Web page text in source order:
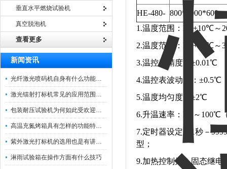
垂直水平燃烧试验机
真空脱泡机
查看更多
新闻资讯
光纤激光喷码机自身有什么功能？不妨看看下文
激光镭射打标机常见的应用范围如下
包装耐压试验机为何如此受欢迎呢？
高温充氮烤箱具有怎样的功能特点呢？
紫外激光打标机的选用也是有讲究的
淋雨试验箱在操作方面有什么技巧
HE-480- 800*1000*600
1.温度范围：RT+10℃
2.温度范围：RT+10℃～
3.温控表精度：±0.01℃
4.温控表波动度：±0.5℃
5.温度均匀度：±2℃
6.升温速率：RT～100℃
7.定时器设定：1秒－
型；
9.加热控制为：固态继电